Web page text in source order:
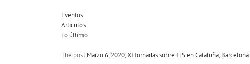
Eventos
Articulos
Lo último
The post Marzo 6, 2020, XI Jornadas sobre ITS en Cataluña, Barcelona